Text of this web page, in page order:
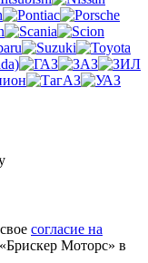
согласие на
«Брискер Моторс» в